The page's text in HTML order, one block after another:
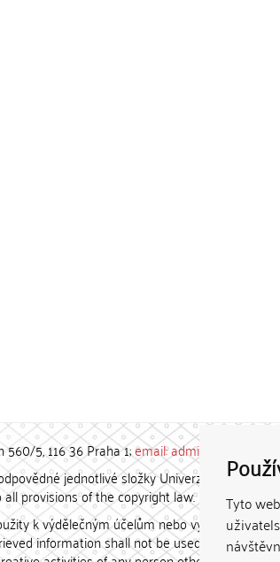
Tyto
560/5, 116 36 Praha 1;email: admin-repozitar [at]
jednotlivé složky Univerzity Karlovy. /
provisions of the copyright law.
k výdělečným účelům nebo vydávány za
information shall not be used for any